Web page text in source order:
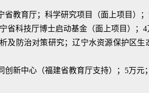
教育厅；科学研究项目（面上项目）；
科技厅博士启动基金（面上项目）；4
及防治对策研究；辽宁水资源保护区
新中心（福建省教育厅支持）；5万元